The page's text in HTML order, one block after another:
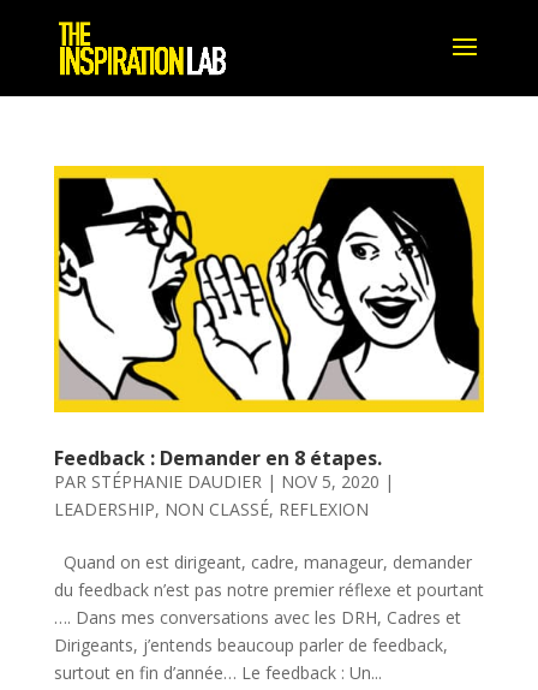
Feedback : Demander en 8 étapes.
PAR STÉPHANIE DAUDIER | NOV 5, 2020 |
LEADERSHIP, NON CLASSÉ, REFLEXION
Quand on est dirigeant, cadre, manageur, demander
du feedback n’est pas notre premier réflexe et pourtant
…. Dans mes conversations avec les DRH, Cadres et
Dirigeants, j’entends beaucoup parler de feedback,
surtout en fin d’année… Le feedback : Un...